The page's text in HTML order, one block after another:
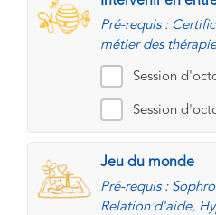
Pré-requis :
métier des
Session
Session
Jeu du monde
Pré-requis :
Relation d'aide,